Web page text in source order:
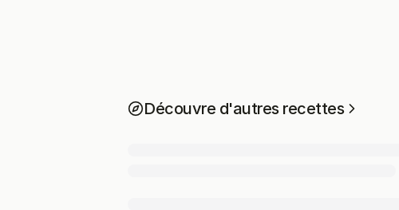
Découvre d'autres recettes